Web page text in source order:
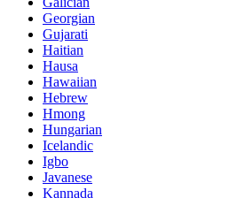
Georgian
Gujarati
Haitian
Hausa
Hawaiian
Hebrew
Hmong
Hungarian
Icelandic
Igbo
Javanese
Kannada